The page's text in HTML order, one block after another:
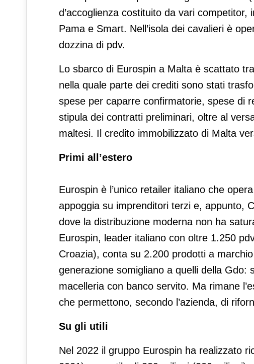
d’accoglienza costituito da vari
Pama e Smart. Nell’isola dei cavalieri è
dozzina di pdv.
Lo sbarco di Eurospin a Malta è scattato
nella quale parte dei crediti sono stati
spese per caparre confirmatorie, spese di
stipula dei contratti preliminari, oltre al
maltesi. Il credito immobilizzato di Malta
Primi all’estero
Eurospin è l’unico retailer italiano che
appoggia su imprenditori terzi e, appunto,
dove la distribuzione moderna non ha
Eurospin, leader italiano con oltre 1.250
Croazia), conta su 2.200 prodotti a
generazione somigliano a quelli della
macelleria con banco servito. Ma rimane
che permettono, secondo l’azienda, di
Su gli utili
Nel 2022 il gruppo Eurospin ha realizzato